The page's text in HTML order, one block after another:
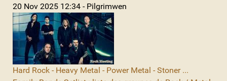
20 Nov 2025 12:34 - Pilgrimwen
Hard Rock - Heavy Metal - Power Metal - Stoner ...